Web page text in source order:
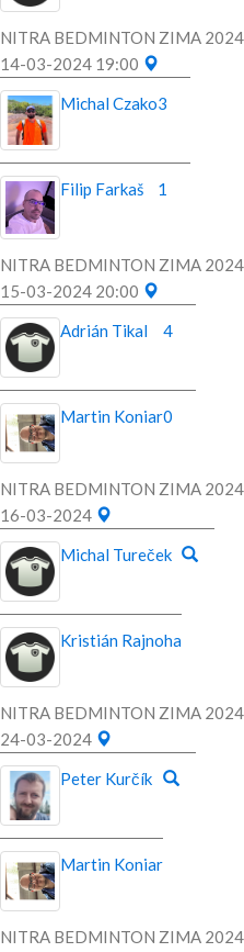
NITRA BEDMINTON ZIMA
14-03-2024 19:00
Michal Czako3
Filip Farkaš 1
NITRA BEDMINTON ZIMA
15-03-2024 20:00
Adrián Tikal
4
Martin Koniar0
NITRA BEDMINTON ZIMA
16-03-2024
Michal Tureček
Kristián Rajnoha
NITRA BEDMINTON ZIMA
24-03-2024
Peter Kurčík
Martin Koniar
NITRA BEDMINTON ZIMA